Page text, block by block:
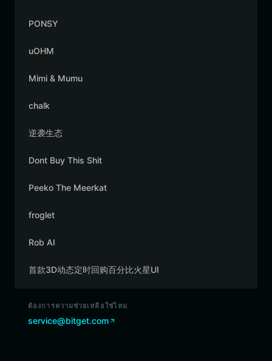
PONSY
uOHM
Mimi & Mumu
chalk
逆袭生态
Dont Buy This Shit
Peeko The Meerkat
froglet
Rob AI
首款3D动态定时回购百分比火星UI
ต้องการความช่วยเหลือใช่ไหม
service@bitget.com